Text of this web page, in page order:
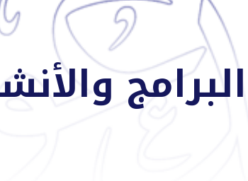
والأنشطة